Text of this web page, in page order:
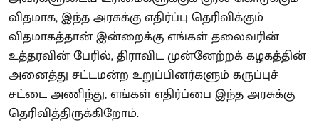
விதமாக, இந்த அரசுக்கு எதிர்ப்பு தெரிவிக்கும்
விதமாகத்தான் இன்றைக்கு எங்கள் தலைவரின்
உத்தரவின் பேரில், திராவிட முன்னேற்றக் கழகத்தின்
அனைத்து சட்டமன்ற உறுப்பினர்களும் கருப்புச்
சட்டை அணிந்து, எங்கள் எதிர்ப்பை இந்த அரசுக்கு
தெரிவித்திருக்கிறோம்.